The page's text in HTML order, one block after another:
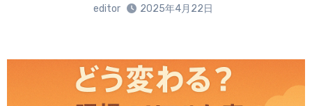
editor 2025年4月22日